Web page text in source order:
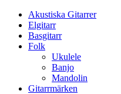
Akustiska Gitarrer
Elgitarr
Basgitarr
Folk
Ukulele
Banjo
Mandolin
Gitarrmärken